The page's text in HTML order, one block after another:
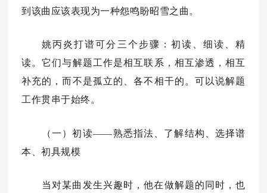
到该曲应该表现为一种怨鸣盼昭雪之曲。
姚丙炎打谱可分三个步骤：初读、细读、精
读。它们与解题工作是相互联系，相互渗透，相互
补充的，而不是孤立的、各不相干的。可以说解题
工作贯串于始终。
（一）初读——熟悉指法、了解结构、选择谱
本、初具规模
当对某曲发生兴趣时，他在做解题的同时，也